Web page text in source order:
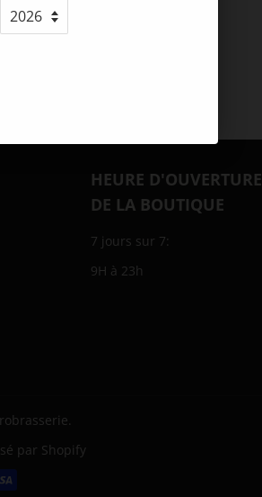
ce produit
HEURE D'OUVERTURE
DE LA BOUTIQUE
7 jours sur 7:
9H à 23h
.
par Shopify